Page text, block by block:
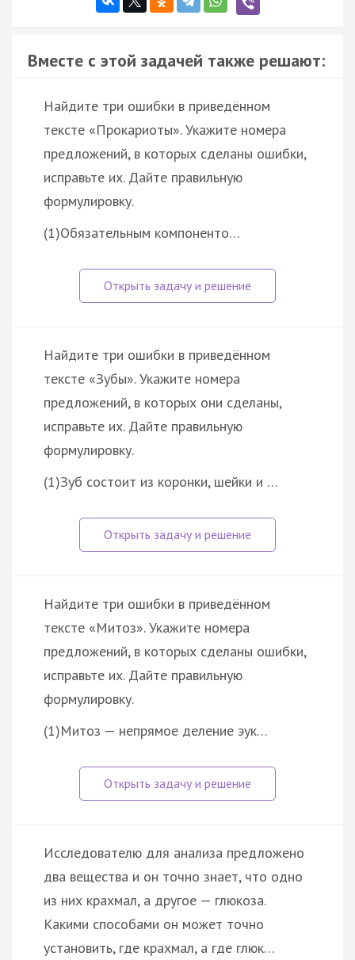
Вместе с этой задачей также решают:
Найдите три ошибки в приведённом
тексте «Прокариоты». Укажите номера
предложений, в которых сделаны ошибки,
исправьте их. Дайте правильную
формулировку.
(1)Обязательным компоненто…
Найдите три ошибки в приведённом
тексте «Зубы». Укажите номера
предложений, в которых они сделаны,
исправьте их. Дайте правильную
формулировку.
(1)Зуб состоит из коронки, шейки и …
Найдите три ошибки в приведённом
тексте «Митоз». Укажите номера
предложений, в которых сделаны ошибки,
исправьте их. Дайте правильную
формулировку.
(1)Митоз — непрямое деление эук…
Исследователю для анализа предложено
два вещества и он точно знает, что одно
из них крахмал, а другое — глюкоза.
Какими способами он может точно
установить, где крахмал, а где глюк…